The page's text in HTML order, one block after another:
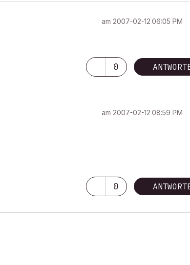
am ‎2007-02-12 06:05 PM
0
am ‎2007-02-12 08:59 PM
0